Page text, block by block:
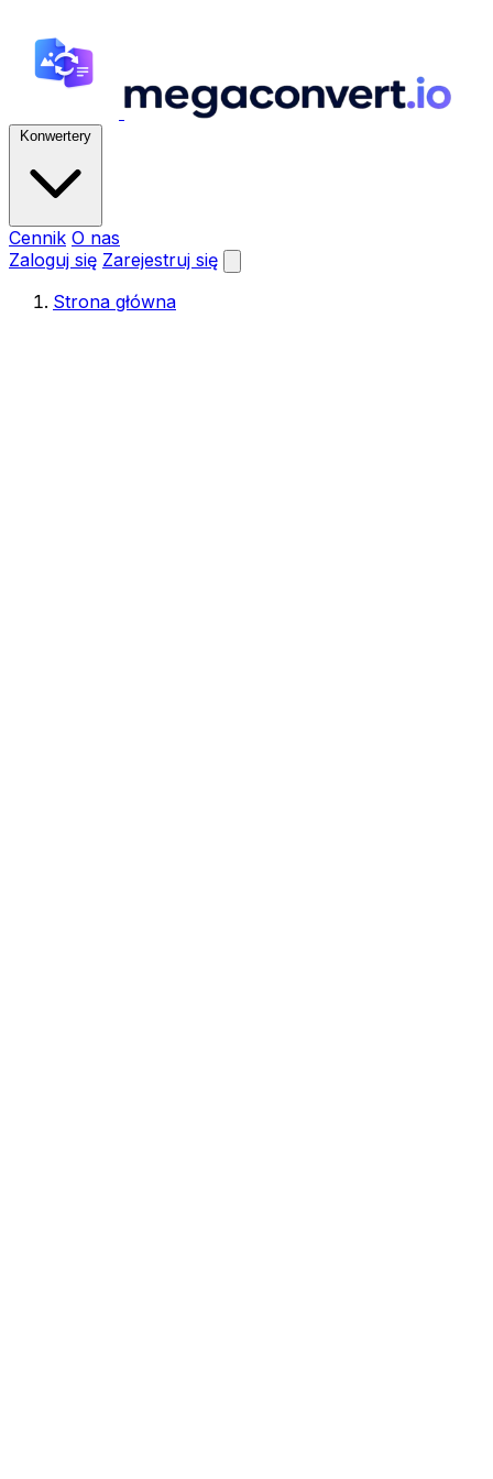
Konwertery
Cennik O nas
Zaloguj się Zarejestruj się
Strona główna